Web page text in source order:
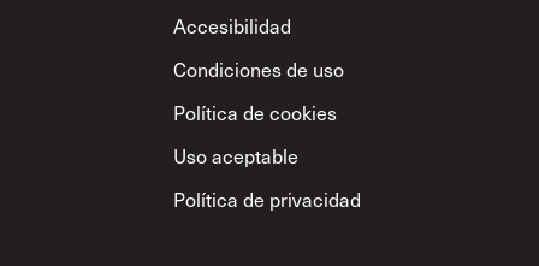
Footer
Accesibilidad
Condiciones de uso
Política de cookies
Uso aceptable
Política de privacidad